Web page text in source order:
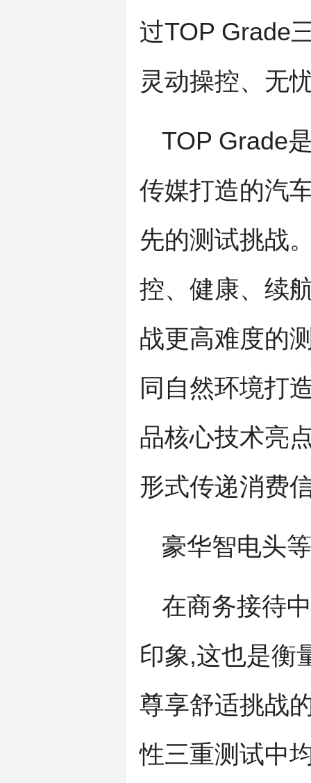
过TOP Grade
灵动操控、无
TOP Grade
传媒打造的汽
先的测试挑战
控、健康、续
战更高难度的
同自然环境打
品核心技术亮
形式传递消费
豪华智电头
在商务接待
印象,这也是衡
尊享舒适挑战
性三重测试中